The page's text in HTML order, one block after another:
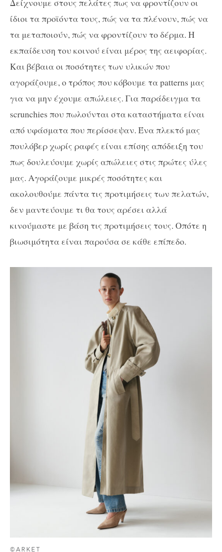
Δείχνουμε στους πελάτες πως να φροντίζουν οι
ίδιοι τα προϊόντα τους, πώς να τα πλένουν, πώς να
τα μεταποιούν, πώς να φροντίζουν το δέρμα. Η
εκπαίδευση του κοινού είναι μέρος της αειφορίας.
Και βέβαια οι ποσότητες των υλικών που
αγοράζουμε, ο τρόπος που κόβουμε τα patterns μας
για να μην έχουμε απώλειες. Για παράδειγμα τα
scrunchies που πωλούνται στα καταστήματα είναι
από υφάσματα που περίσσεψαν. Ένα πλεκτό μας
πουλόβερ χωρίς ραφές είναι επίσης απόδειξη του
πως δουλεύουμε χωρίς απώλειες στις πρώτες ύλες
μας. Αγοράζουμε μικρές ποσότητες και
ακολουθούμε πάντα τις προτιμήσεις των πελατών,
δεν μαντεύουμε τι θα τους αρέσει αλλά
κινούμαστε με βάση τις προτιμήσεις τους. Οπότε η
βιωσιμότητα είναι παρούσα σε κάθε επίπεδο.
©ARKET